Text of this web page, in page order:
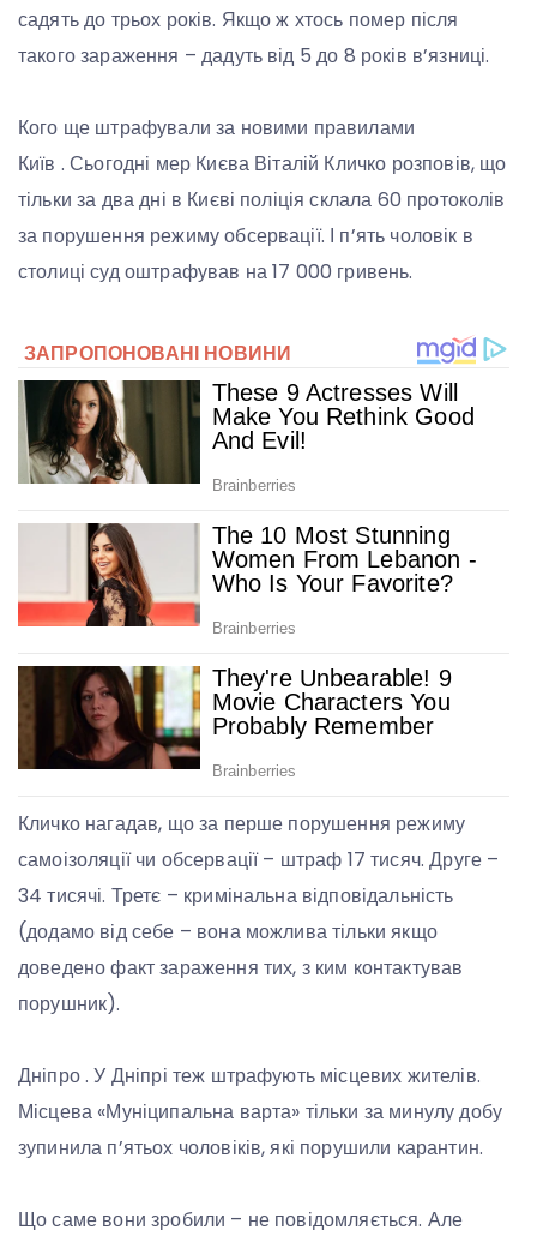
садять до трьох років. Якщо ж хтось помер після
такого зараження – дадуть від 5 до 8 років в’язниці.
Кого ще штрафували за новими правилами
Київ . Сьогодні мер Києва Віталій Кличко розповів, що
тільки за два дні в Києві поліція склала 60 протоколів
за порушення режиму обсервації. І п’ять чоловік в
столиці суд оштрафував на 17 000 гривень.
Кличко нагадав, що за перше порушення режиму
самоізоляції чи обсервації – штраф 17 тисяч. Друге –
34 тисячі. Третє – кримінальна відповідальність
(додамо від себе – вона можлива тільки якщо
доведено факт зараження тих, з ким контактував
порушник).
Дніпро . У Дніпрі теж штрафують місцевих жителів.
Місцева «Муніципальна варта» тільки за минулу добу
зупинила п’ятьох чоловіків, які порушили карантин.
Що саме вони зробили – не повідомляється. Але